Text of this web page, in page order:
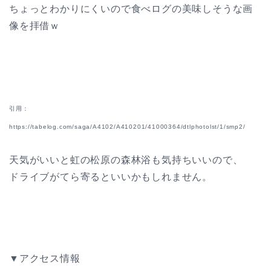
ちょっとわかりにくいので食べログの美味しそうな画
像を拝借ｗ
引用：
https://tabelog.com/saga/A4102/A410201/41000364/dtlphotolst/1/smp2/
天気がいいと虹の松原の森林浴も気持ちいいので、
ドライブがてら寄るといいかもしれません。
▼アクセス情報